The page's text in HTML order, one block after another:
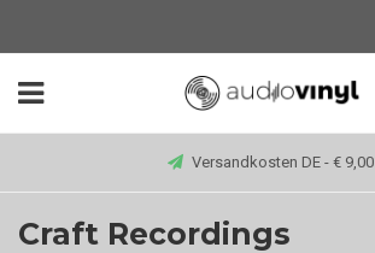
Versandkosten DE - € 9,00
Craft Recordings